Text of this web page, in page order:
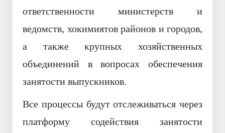
ответственности министерств и
ведомств, хокимиятов районов и городов,
а также крупных хозяйственных
объединений в вопросах обеспечения
занятости выпускников.
Все процессы будут отслеживаться через
платформу содействия занятости